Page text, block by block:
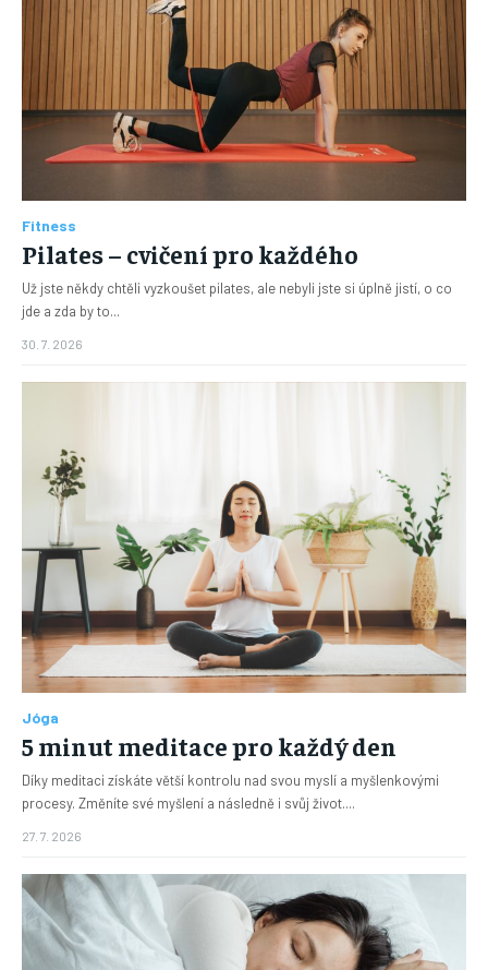
Fitness
Pilates – cvičení pro každého
Už jste někdy chtěli vyzkoušet pilates, ale nebyli jste si úplně jistí, o co
jde a zda by to...
30. 7. 2026
Jóga
5 minut meditace pro každý den
Díky meditaci získáte větší kontrolu nad svou myslí a myšlenkovými
procesy. Změníte své myšlení a následně i svůj život....
27. 7. 2026